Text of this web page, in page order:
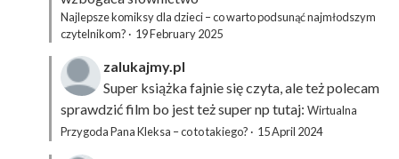
Najlepsze komiksy dla dzieci – co warto podsunąć najmłodszym
czytelnikom? · 19 February 2025
zalukajmy.pl
Super książka fajnie się czyta, ale też polecam
sprawdzić film bo jest też super np tutaj: Wirtualna
Przygoda Pana Kleksa – co to takiego? · 15 April 2024